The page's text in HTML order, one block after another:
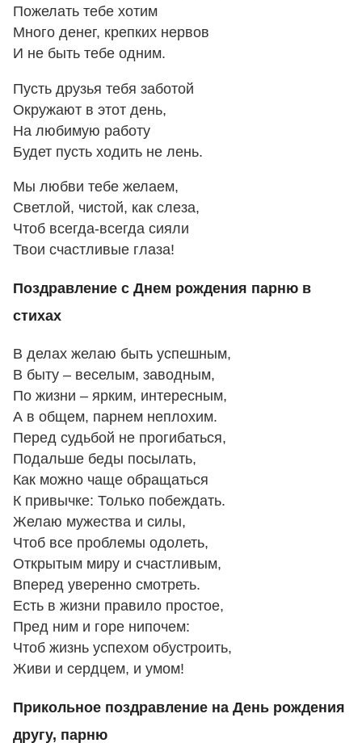
Пожелать тебе хотим
Много денег, крепких нервов
И не быть тебе одним.
Пусть друзья тебя заботой
Окружают в этот день,
На любимую работу
Будет пусть ходить не лень.
Мы любви тебе желаем,
Светлой, чистой, как слеза,
Чтоб всегда-всегда сияли
Твои счастливые глаза!
Поздравление с Днем рождения парню в
стихах
В делах желаю быть успешным,
В быту – веселым, заводным,
По жизни – ярким, интересным,
А в общем, парнем неплохим.
Перед судьбой не прогибаться,
Подальше беды посылать,
Как можно чаще обращаться
К привычке: Только побеждать.
Желаю мужества и силы,
Чтоб все проблемы одолеть,
Открытым миру и счастливым,
Вперед уверенно смотреть.
Есть в жизни правило простое,
Пред ним и горе нипочем:
Чтоб жизнь успехом обустроить,
Живи и сердцем, и умом!
Прикольное поздравление на День рождения
другу, парню